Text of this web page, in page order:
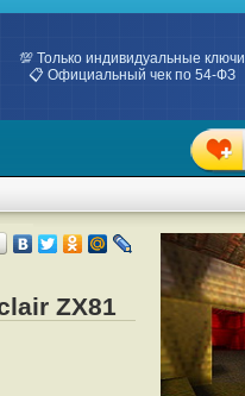
💯 Только индивидуальные ключи
📋 Официальный чек по 54-ФЗ
ZX81